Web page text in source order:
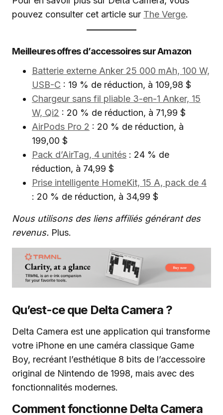
pouvez consulter cet article sur The Verge.
Meilleures offres d’accessoires sur Amazon
Batterie externe Anker 25 000 mAh, 100 W,
USB-C : 19 % de réduction, à 109,98 $
Chargeur sans fil pliable 3-en-1 Anker, 15
W, Qi2 : 20 % de réduction, à 71,99 $
AirPods Pro 2 : 20 % de réduction, à
199,00 $
Pack d’AirTag, 4 unités : 24 % de
réduction, à 74,99 $
Prise intelligente HomeKit, 15 A, pack de 4
: 20 % de réduction, à 34,99 $
Nous utilisons des liens affiliés générant des
revenus. Plus.
Qu’est-ce que Delta Camera ?
Delta Camera est une application qui transforme
votre iPhone en une caméra classique Game
Boy, recréant l’esthétique 8 bits de l’accessoire
original de Nintendo de 1998, mais avec des
fonctionnalités modernes.
Comment fonctionne Delta Camera